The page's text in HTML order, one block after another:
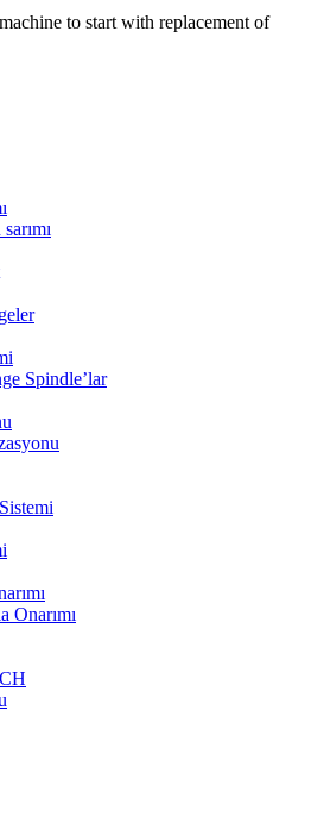
to start with replacement of
Spindle’lar
Onarımı